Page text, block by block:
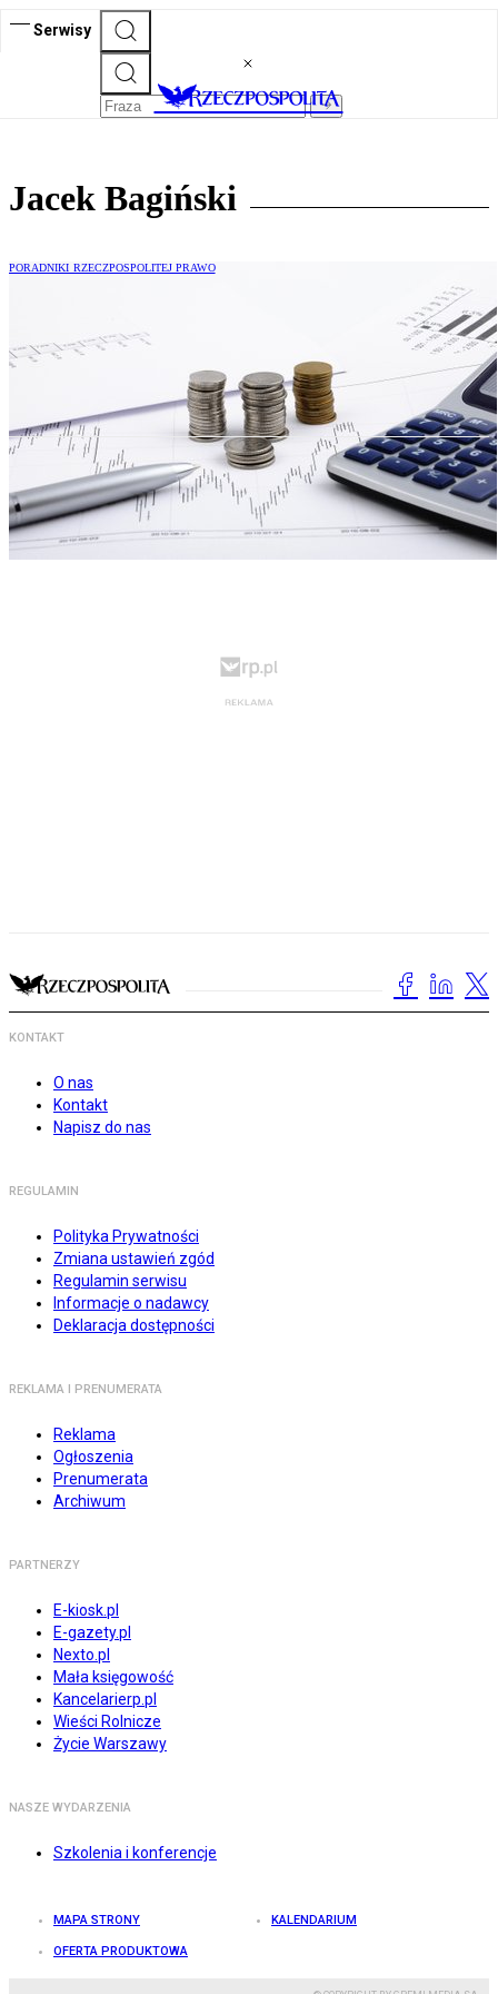
Serwisy
Jacek Bagiński
PORADNIKI RZECZPOSPOLITEJ PRAWO
w zamówieniach publicznych. Kluczowe
zagadnienia i praktyki kontrolne
KONTAKT
O nas
Kontakt
Napisz do nas
REGULAMIN
Polityka Prywatności
Zmiana ustawień zgód
Regulamin serwisu
Informacje o nadawcy
Deklaracja dostępności
REKLAMA I PRENUMERATA
Reklama
Ogłoszenia
Prenumerata
Archiwum
PARTNERZY
E-kiosk.pl
E-gazety.pl
Nexto.pl
Mała księgowość
Kancelarierp.pl
Wieści Rolnicze
Życie Warszawy
NASZE WYDARZENIA
Szkolenia i konferencje
MAPA STRONY KALENDARIUM
OFERTA PRODUKTOWA